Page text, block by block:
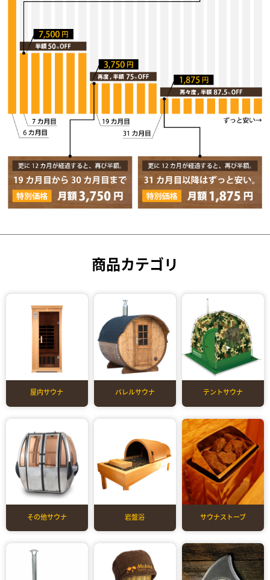
商品カテゴリ
屋内サウナ バレルサウナ テントサウナ
その他サウナ 岩盤浴 サウナストーブ